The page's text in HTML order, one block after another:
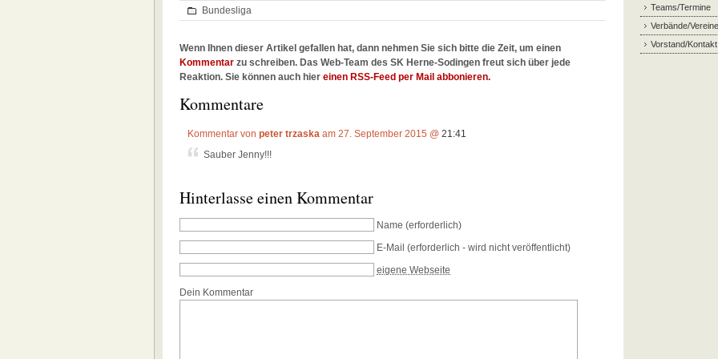
Bundesliga
Wenn Ihnen dieser Artikel gefallen hat, dann nehmen Sie sich bitte die Zeit, um einen
Kommentar zu schreiben. Das Web-Team des SK Herne-Sodingen freut sich über jede
Reaktion. Sie können auch hier einen RSS-Feed per Mail abbonieren.
Kommentare
Kommentar von peter trzaska am 27. September 2015 @ 21:41
Sauber Jenny!!!
Hinterlasse einen Kommentar
Name (erforderlich)
E-Mail (erforderlich - wird nicht veröffentlicht)
eigene Webseite
Dein Kommentar
Teams/Termine
Verbände/Vereine
Vorstand/Kontakt